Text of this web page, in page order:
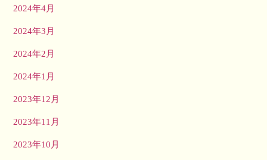
2024年4月
2024年3月
2024年2月
2024年1月
2023年12月
2023年11月
2023年10月